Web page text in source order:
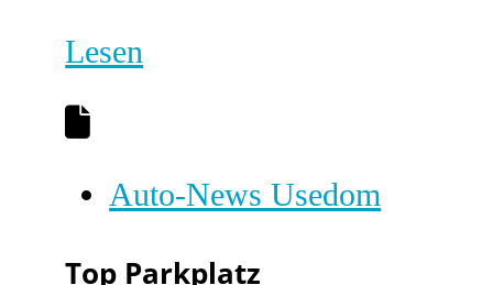
Lesen
Auto-News Usedom
Top Parkplatz